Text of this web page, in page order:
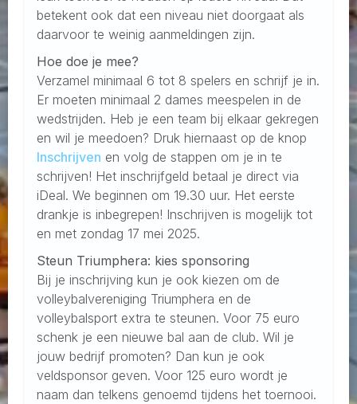
betekent ook dat een niveau niet doorgaat als
daarvoor te weinig aanmeldingen zijn.
Hoe doe je mee?
Verzamel minimaal 6 tot 8 spelers en schrijf je in.
Er moeten minimaal 2 dames meespelen in de
wedstrijden. Heb je een team bij elkaar gekregen
en wil je meedoen? Druk hiernaast op de knop
Inschrijven en volg de stappen om je in te
schrijven! Het inschrijfgeld betaal je direct via
iDeal. We beginnen om 19.30 uur. Het eerste
drankje is inbegrepen! Inschrijven is mogelijk tot
en met zondag 17 mei 2025.
Steun Triumphera: kies sponsoring
Bij je inschrijving kun je ook kiezen om de
volleybalvereniging Triumphera en de
volleybalsport extra te steunen. Voor 75 euro
schenk je een nieuwe bal aan de club. Wil je
jouw bedrijf promoten? Dan kun je ook
veldsponsor geven. Voor 125 euro wordt je
naam dan telkens genoemd tijdens het toernooi.